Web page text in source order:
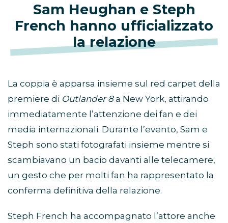
Sam Heughan e Steph
French hanno ufficializzato
la relazione
La coppia è apparsa insieme sul red carpet della
premiere di Outlander 8a New York, attirando
immediatamente l’attenzione dei fan e dei
media internazionali. Durante l’evento, Sam e
Steph sono stati fotografati insieme mentre si
scambiavano un bacio davanti alle telecamere,
un gesto che per molti fan ha rappresentato la
conferma definitiva della relazione.
Steph French ha accompagnato l’attore anche